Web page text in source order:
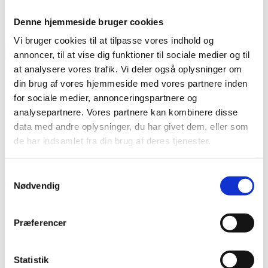
Denne hjemmeside bruger cookies
Vi bruger cookies til at tilpasse vores indhold og
annoncer, til at vise dig funktioner til sociale medier og til
at analysere vores trafik. Vi deler også oplysninger om
din brug af vores hjemmeside med vores partnere inden
for sociale medier, annonceringspartnere og
analysepartnere. Vores partnere kan kombinere disse
data med andre oplysninger, du har givet dem, eller som
de har indsamlet fra din brug af deres tjenester.
Nødvendig
Præferencer
Statistik
Vare lagt i kurv
Shop videre Til kurv